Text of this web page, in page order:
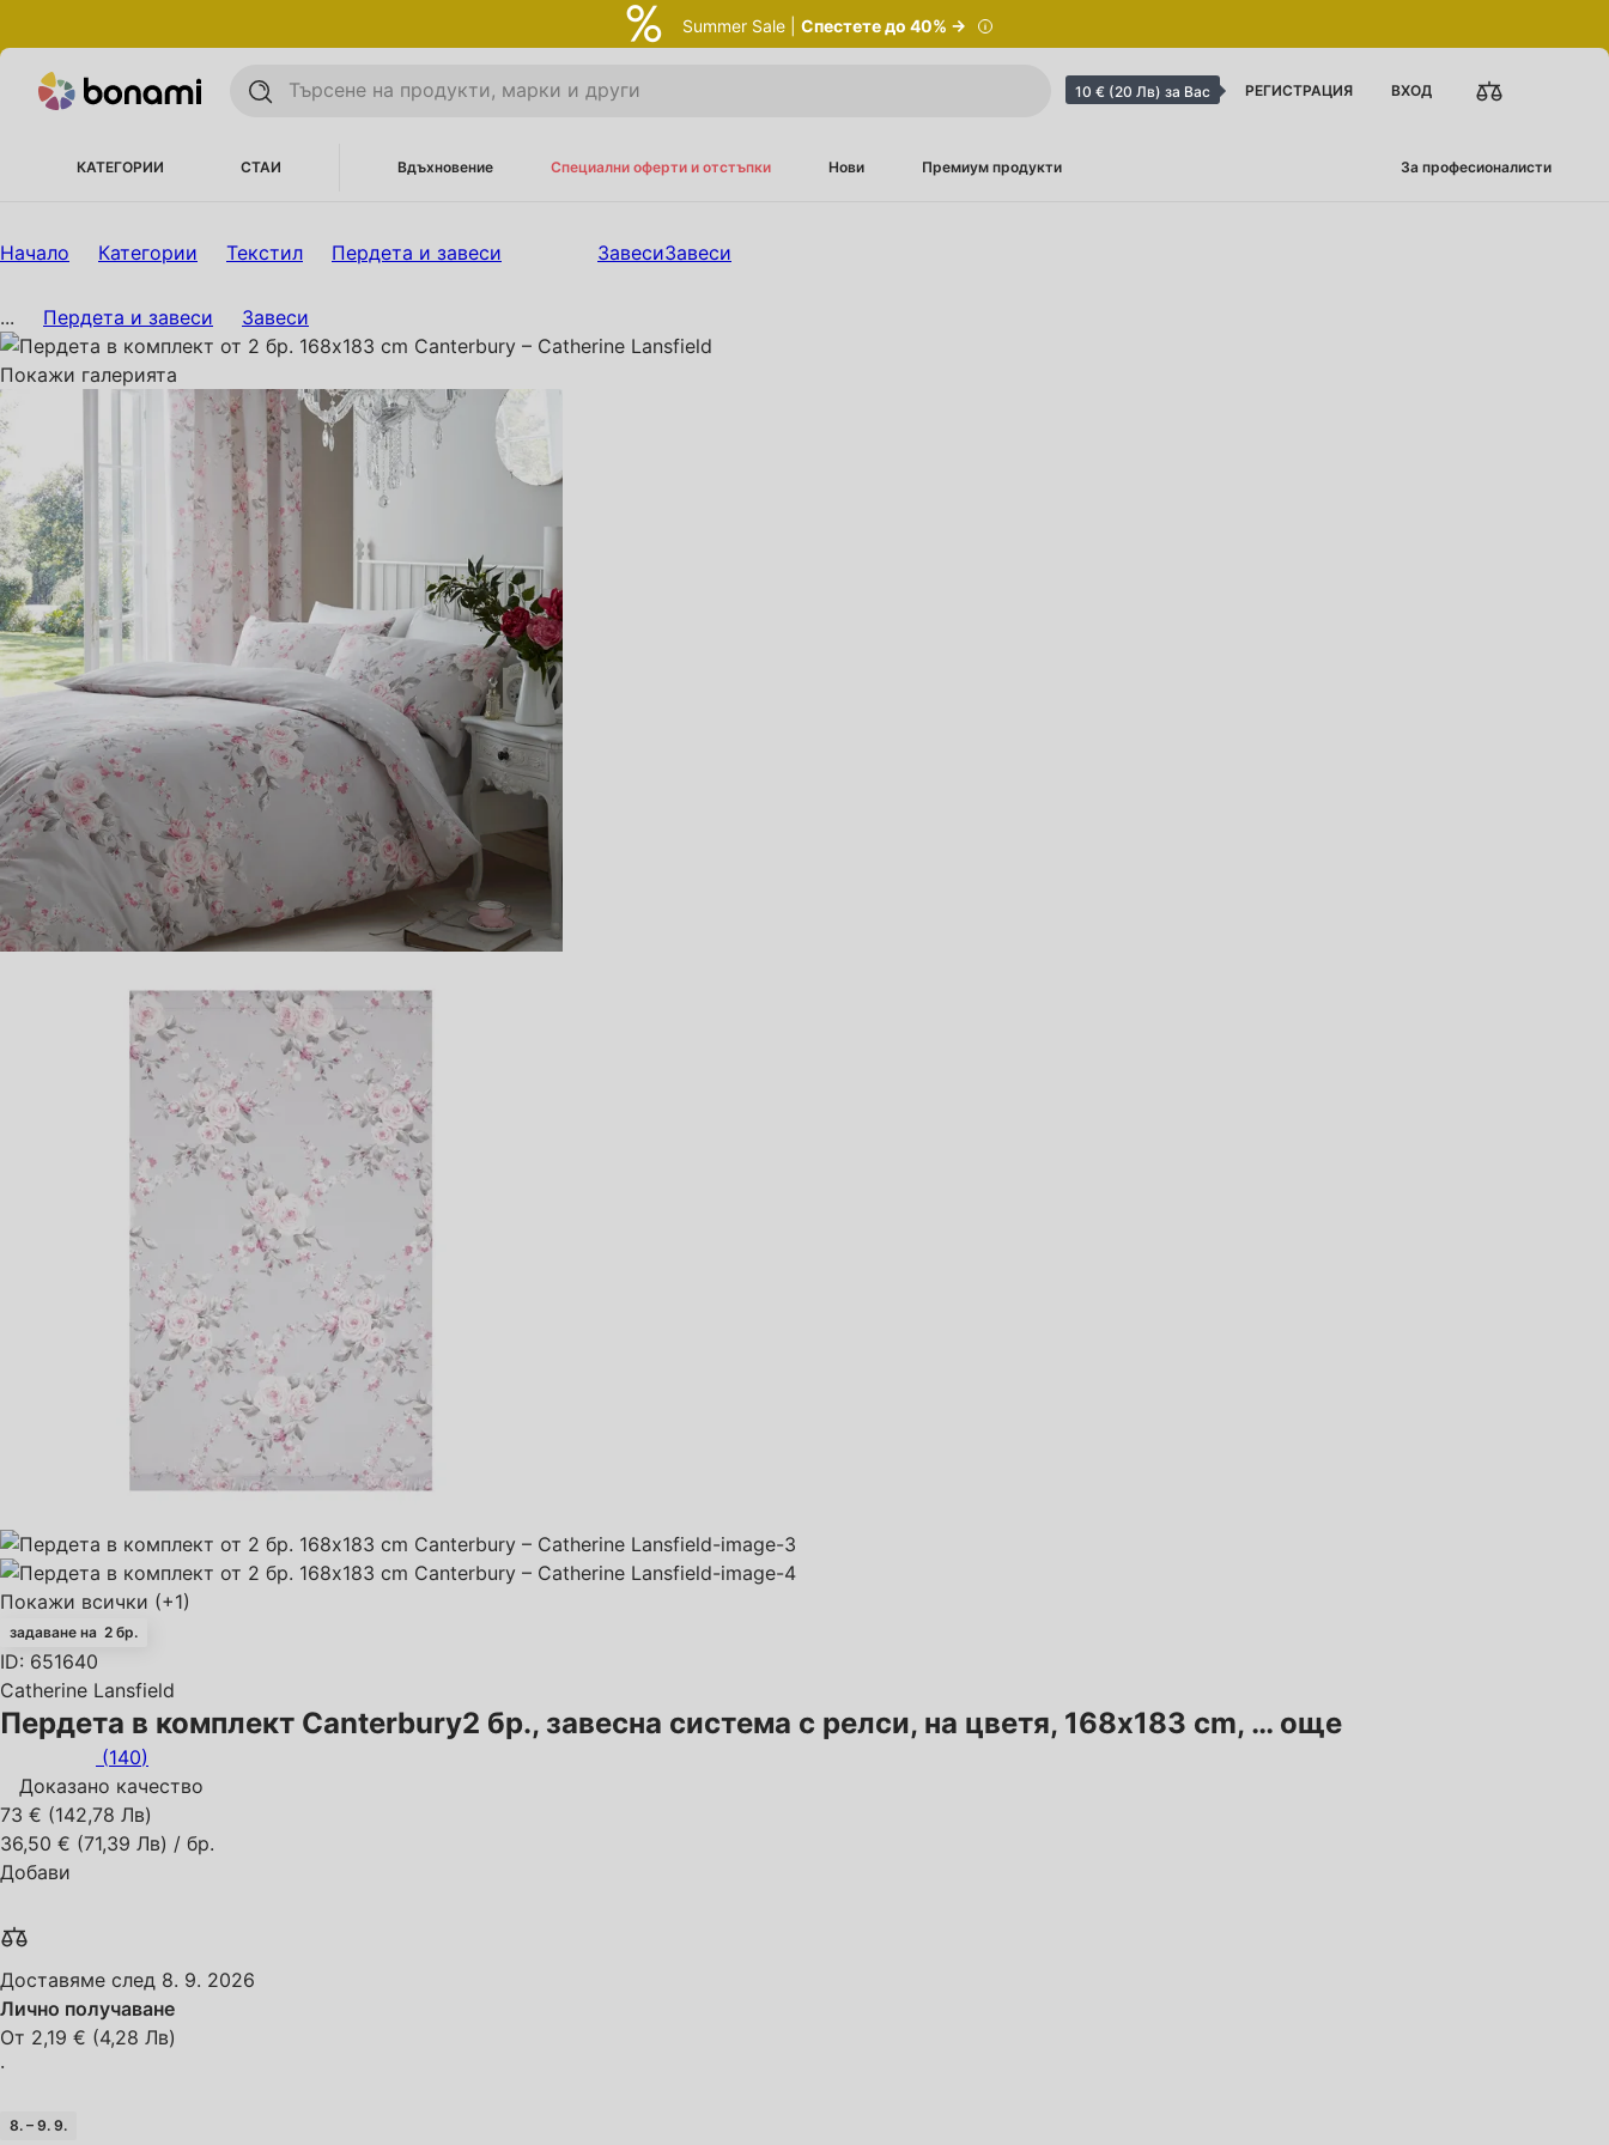
Summer Sale | Спестете до 40% →
10 € (20 Лв) за Вас РЕГИСТРАЦИЯ ВХОД
КАТЕГОРИИ СТАИ Вдъхновение Специални оферти и отстъпки Нови Премиум продукти За професионалисти
Начало Категории Текстил Пердета и завеси ЗавесиЗавеси
... Пердета и завеси Завеси
Покажи галерията
Покажи всички (+1)
задаване на 2 бр.
ID: 651640
Catherine Lansfield
Пердета в комплект Canterbury2 бр., завесна система с релси, на цветя, 168x183 cm, … още
(140)
Доказано качество
73 € (142,78 Лв)
36,50 € (71,39 Лв) / бр.
Добави
Доставяме след 8. 9. 2026
Лично получаване
От 2,19 € (4,28 Лв)
·
8. – 9. 9.